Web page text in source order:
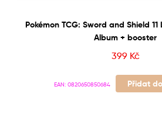
Pokémon TCG: Sword and Shield
Album + booster
399 Kč
EAN: 0820650850684 Přidat